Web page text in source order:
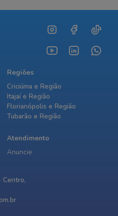
Regiões
Criciúma e Região
Itajaí e Região
Florianópolis e Região
Tubarão e Região
Atendimento
Anuncie
Centro,